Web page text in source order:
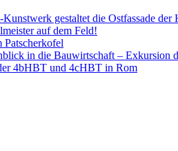
Kunstwerk gestaltet die Ostfassade
auf dem Feld!
in die Bauwirtschaft – Exkursion
4bHBT und 4cHBT in Rom